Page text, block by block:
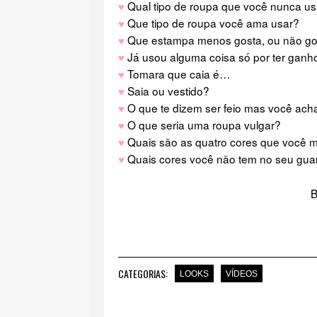
♥ Qual tipo de roupa que você nunca
♥ Que tipo de roupa você ama usar?
♥ Que estampa menos gosta, ou não
♥ Já usou alguma coisa só por ter
♥ Tomara que caia é…
♥ Saia ou vestido?
♥ O que te dizem ser feio mas você
♥ O que seria uma roupa vulgar?
♥ Quais são as quatro cores que você
♥ Quais cores você não tem no seu
CATEGORIAS: LOOKS VÍDEOS